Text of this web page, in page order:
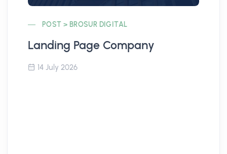
POST > BROSUR DIGITAL
Landing Page Company
14 July 2026